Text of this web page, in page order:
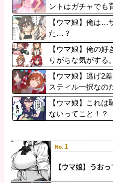
ントはガチャでも
れ。
【ウマ娘】俺は…
た…？
【ウマ娘】俺の
りがちな気がす
ろ…」
【ウマ娘】逃げ2
スティル一択なの
【ウマ娘】これ
ないってこと！？